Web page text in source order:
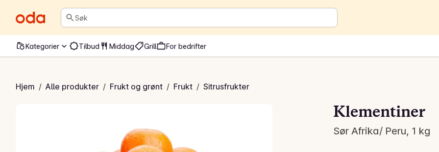
Søk
Kategorier Tilbud Middag Grill For bedrifter
Hjem / Alle produkter / Frukt og grønt / Frukt / Sitrusfrukter
Klementiner
Sør Afrika/ Peru, 1 kg